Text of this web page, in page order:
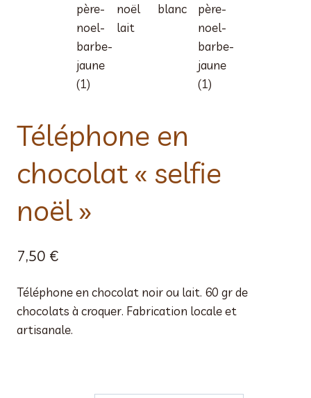
Téléphone en
chocolat « selfie
noël »
7,50 €
Téléphone en chocolat noir ou lait. 60 gr de
chocolats à croquer. Fabrication locale et
artisanale.